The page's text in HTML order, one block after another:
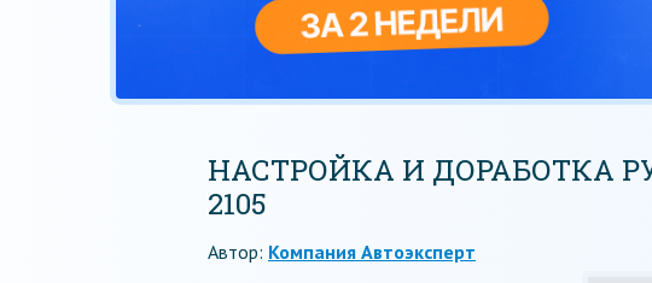
НАСТРОЙКА И ДОРАБОТКА
2105
Автор: Компания Автоэксперт